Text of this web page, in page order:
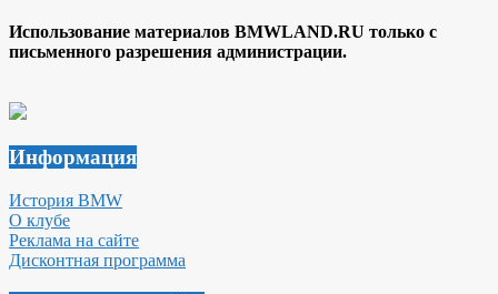
Использование материалов BMWLAND.RU только с
письменного разрешения администрации.
Информация
История BMW
О клубе
Реклама на сайте
Дисконтная программа